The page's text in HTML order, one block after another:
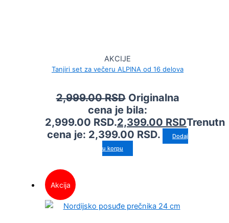
AKCIJE
Tanjiri set za večeru ALPINA od 16 delova
2,999.00RSD Originalna
cena je bila:
2,999.00 RSD.2,399.00 RSD
cena je: 2,399.00 RSD.
Dodaj
u korpu
Akcija